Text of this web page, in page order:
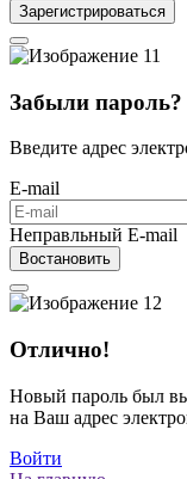
Зарегистрироваться
Забыли пароль?
Введите адрес
E-mail
Неправльный E-mail
Востановить
Отлично!
Новый пароль был
на Ваш адрес
Войти